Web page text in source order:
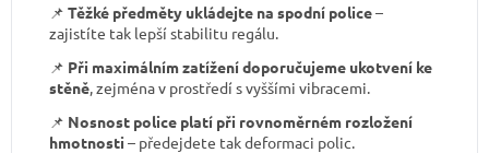
📌 Těžké předměty ukládejte na spodní police–
zajistíte tak lepší stabilitu regálu.
📌 Při maximálním zatížení doporučujeme ukotvení ke
stěně, zejména v prostředí s vyššími vibracemi.
📌 Nosnost police platí při rovnoměrném rozložení
hmotnosti – předejdete tak deformaci polic.